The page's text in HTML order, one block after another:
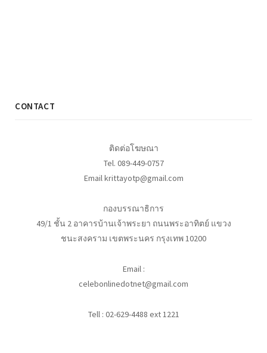
CONTACT
ติดต่อโฆษณา
Tel. 089-449-0757
Email krittayotp@gmail.com
กองบรรณาธิการ
49/1 ชั้น 2 อาคารบ้านเจ้าพระยา ถนนพระอาทิตย์ แขวง
ชนะสงคราม เขตพระนคร กรุงเทพ 10200
Email :
celebonlinedotnet@gmail.com
Tell : 02-629-4488 ext 1221